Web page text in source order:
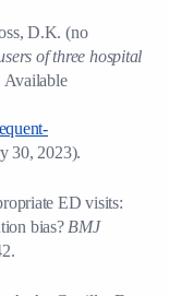
D.K. (no
of three hospital
30, 2023).
ED visits:
bias? BMJ